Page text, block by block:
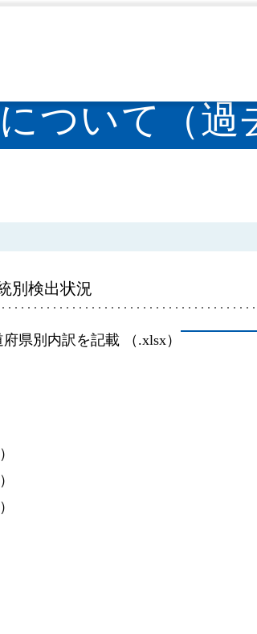
ついて（過
別検出状況
県別内訳を記載 （.xlsx）